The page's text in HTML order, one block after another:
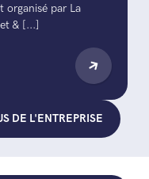
organisé par La
& [...]
DE L'ENTREPRISE